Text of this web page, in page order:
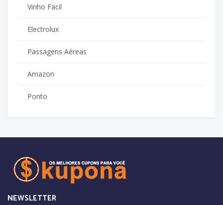
Vinho Facil
Electrolux
Passagens Aéreas
Amazon
Ponto
NEWSLETTER